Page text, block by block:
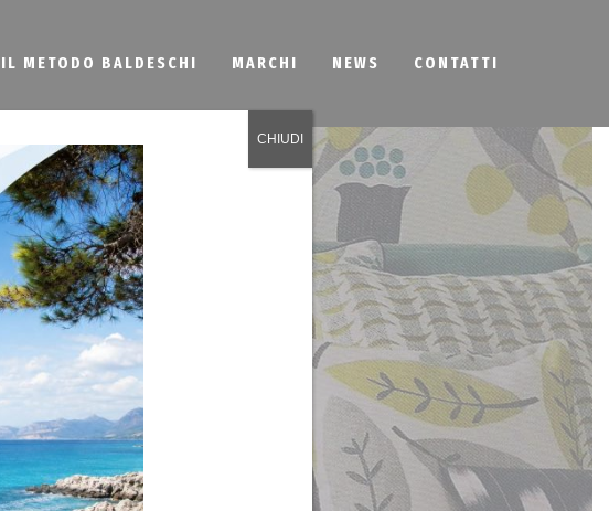
IL METODO BALDESCHI MARCHI NEWS CONTATTI
CHIUDI